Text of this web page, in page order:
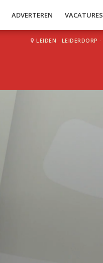
ADVERTEREN VACATURES
LEIDEN · LEIDERDORP ·